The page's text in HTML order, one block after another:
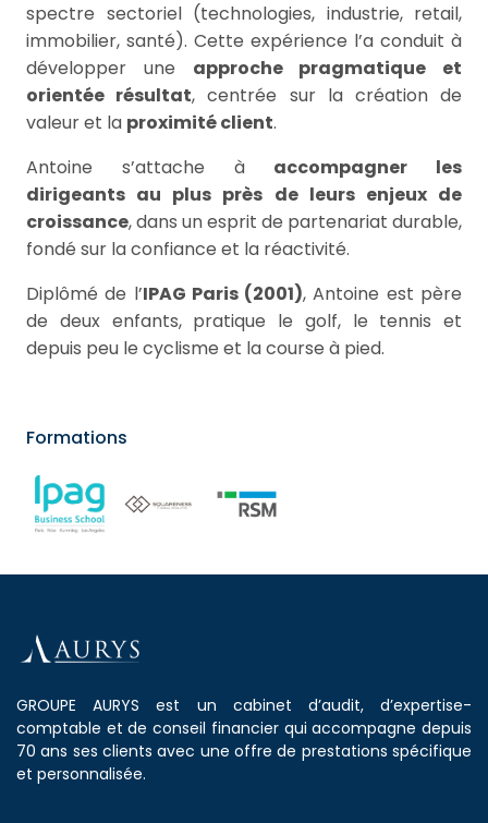
spectre sectoriel (technologies, industrie, retail,
immobilier, santé). Cette expérience l’a conduit à
développer une approche pragmatique et
orientée résultat, centrée sur la création de
valeur et la proximité client.
Antoine s’attache à accompagner les
dirigeants au plus près de leurs enjeux de
croissance, dans un esprit de partenariat durable,
fondé sur la confiance et la réactivité.
Diplômé de l’IPAG Paris (2001), Antoine est père
de deux enfants, pratique le golf, le tennis et
depuis peu le cyclisme et la course à pied.
Formations
GROUPE AURYS est un cabinet d’audit, d’expertise-
comptable et de conseil financier qui accompagne depuis
70 ans ses clients avec une offre de prestations spécifique
et personnalisée.